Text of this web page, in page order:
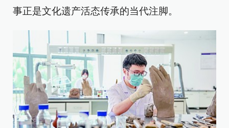
事正是文化遗产活态传承的当代注脚。